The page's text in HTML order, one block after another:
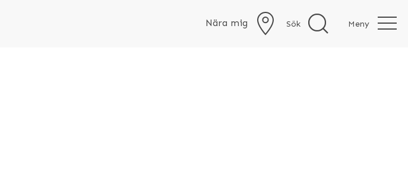
Nära mig Sök Meny